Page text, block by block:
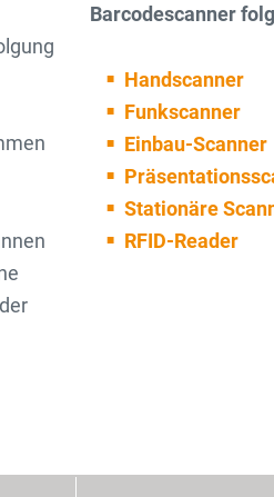
Barcodescanner
Handscanner
Funkscanner
Einbau-Scanner
Stationäre
RFID-Reader